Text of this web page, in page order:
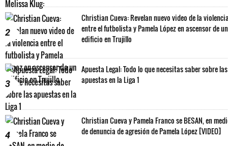
2
Christian Cueva: Revelan nuevo video de la
entre el futbolista y Pamela López en ascensor de un
edificio en Trujillo
3
Apuesta Legal: Todo lo que necesitas saber sobre las
apuestas en la Liga 1
4
Christian Cueva y Pamela Franco se BESAN, en
de denuncia de agresión de Pamela López [VIDEO]